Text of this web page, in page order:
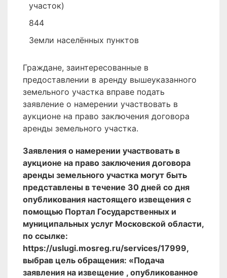
участок)
844
Земли населённых пунктов
Граждане, заинтересованные в
предоставлении в аренду вышеуказанного
земельного участка вправе подать
заявление о намерении участвовать в
аукционе на право заключения договора
аренды земельного участка.
Заявления о намерении участвовать в
аукционе на право заключения договора
аренды земельного участка могут быть
представлены в течение 30 дней со дня
опубликования настоящего извещения с
помощью Портал Государственных и
муниципальных услуг Московской области,
по ссылке:
https://uslugi.mosreg.ru/services/17999,
выбрав цель обращения: «Подача
заявления на извещение , опубликованное